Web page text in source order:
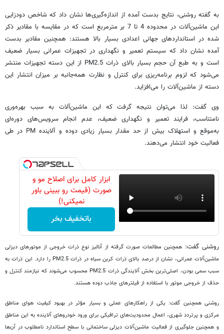
به گفته روشنی، نتایج بدست آمده از اندازه‌گیری‌ها نشان داد که شاخص دودزایی
این ماشین‌آلات در محدوده 4 تا 7 بر مترمربع است که در مقایسه با مقادیر ذکر
شده در استانداردهای جهانی اعدادی بسیار بالا هستند: همچنین مقادیر بدست
آمده نشان داد که سیستم تعمیر و نگهداری در تجهیزات عمرانی بسیار ضعیف
است و به طبع آن حجم بسیار بالای ذرات PM2.5 از این دسته تجهیزات منتشر
می‌شود که لزوم برنامه‌ریزی برای کنترل و نظارت همه‌جانبه بر میزان انتشار این
دسته از ماشین‌آلات را می‌افزاید.
وی گفت: لذا می‌توان نتیجه گرفت که این ماشین‌آلات به سبب بهره‌وری
نامتناسب، فرایند تعمیر و نگهداری ضعیف، عدم انجام سرویس‌های دوره‌ای
به‌موقع و استهلاک بیش ‌از حد مقدار بسیار زیادی دوده و آلاینده PM در طی
فعالیت خود انتشار می‌دهند.
ابزار کامل برای اصلاح مو و
صورت (قیمت رو ببینی باور
نمیکنی!)
باتخفیف بخر
روشنی گفت:همچنین مطالعات صورت گرفته از آنالیز نوع ذرات خروجی از موتورهای دیزلی
ماشین‌آلات عمرانی، نشان از درصد بالای ذرات کربن سیاه در ذرات PM2.5 را دارد. این ذرات به
سبب سمی بودن، اصلی‌ترین بخش آلایندگی ذرات PM2.5 محسوب می‌شوند که نیازمند کنترل و
حذف از خروجی موتور با استفاده از فیلترهای جاذب دوده هستند.
روشنی همچنین گفت: یکی از راهکارهای عملی و بسیار مؤثر در بهبود کیفیت هوای مناطق
مرکزی و پرتردد شهری، اعمال محدودیت‌های ترافیکی برای ورود خودروهای آلاینده به این مناطق
و همچنین جلوگیری از فعالیت ماشین‌آلات دیزلی ساختمانی با سطح استاندارد نامطلوب در آن‌ها